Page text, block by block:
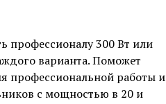
профессионалу 300 Вт или
варианта. Поможет
профессиональной работы и
с мощностью в 20 и